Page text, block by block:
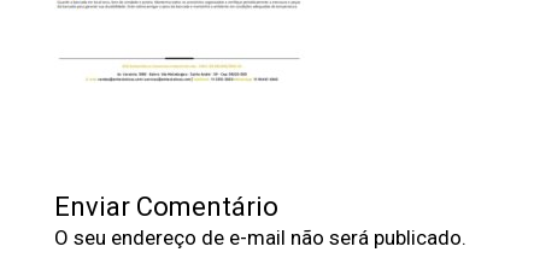
Enviar Comentário
O seu endereço de e-mail não será publicado.